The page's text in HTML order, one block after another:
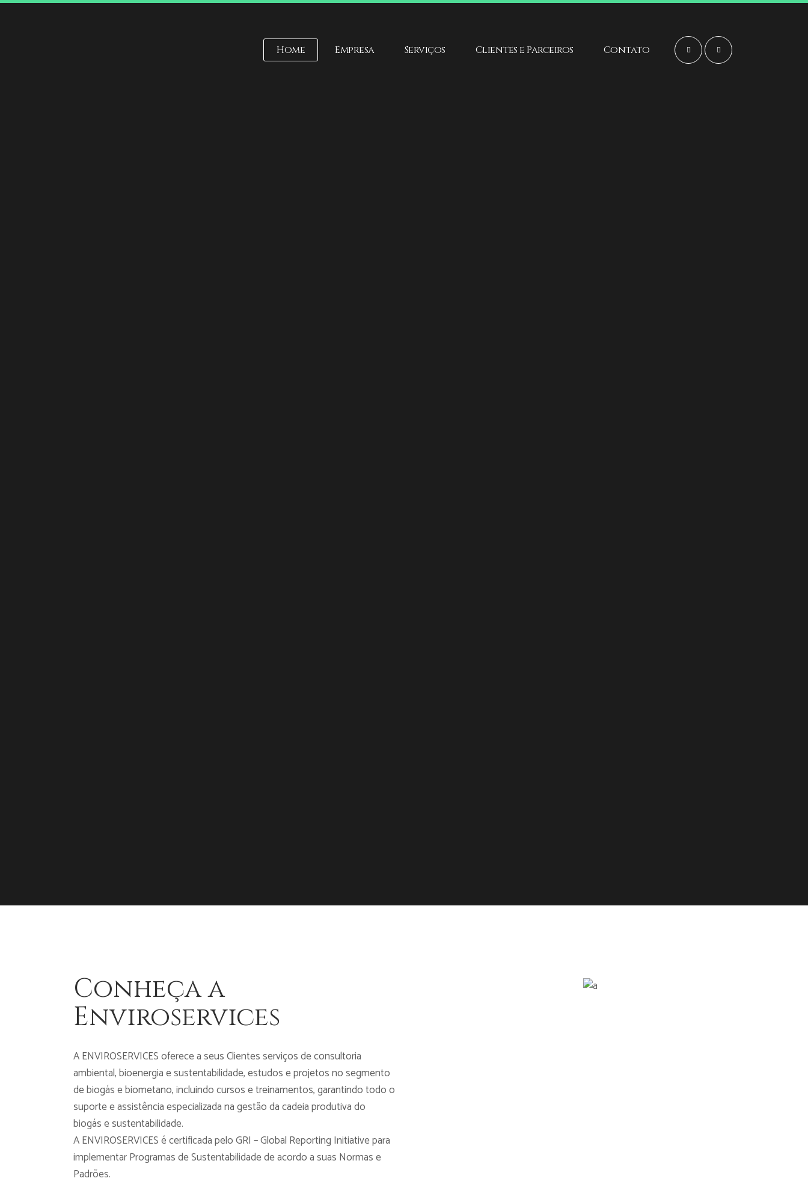
Home Empresa Serviços Clientes e Parceiros Contato
Conheça a
Enviroservices
A ENVIROSERVICES oferece a seus Clientes serviços de consultoria
ambiental, bioenergia e sustentabilidade, estudos e projetos no segmento
de biogás e biometano, incluindo cursos e treinamentos, garantindo todo o
suporte e assistência especializada na gestão da cadeia produtiva do
biogás e sustentabilidade.
A ENVIROSERVICES é certificada pelo GRI – Global Reporting Initiative para
implementar Programas de Sustentabilidade de acordo a suas Normas e
Padrões.